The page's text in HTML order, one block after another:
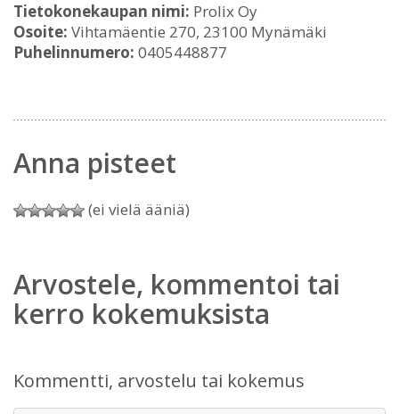
Tietokonekaupan nimi: Prolix Oy
Osoite: Vihtamäentie 270, 23100 Mynämäki
Puhelinnumero: 0405448877
Anna pisteet
(ei vielä ääniä)
Arvostele, kommentoi tai
kerro kokemuksista
Kommentti, arvostelu tai kokemus